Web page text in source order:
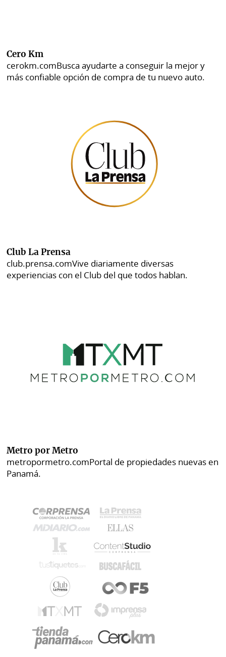
Cero Km
cerokm.comBusca ayudarte a conseguir la mejor y
más confiable opción de compra de tu nuevo auto.
Club La Prensa
club.prensa.comVive diariamente diversas
experiencias con el Club del que todos hablan.
Metro por Metro
metropormetro.comPortal de propiedades nuevas en
Panamá.